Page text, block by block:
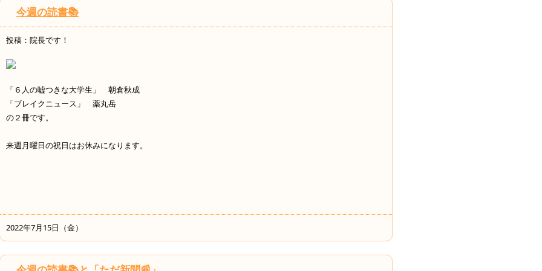
今週の読書📚
投稿：院長です！
「６人の嘘つきな大学生」 朝倉秋成
「ブレイクニュース」 薬丸岳
の２冊です。
来週月曜日の祝日はお休みになります。
2022年7月15日（金）